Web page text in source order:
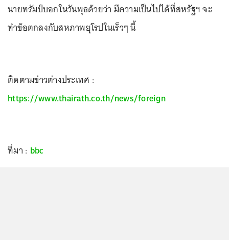
นายทรัมป์บอกในวันพุธด้วยว่า มีความเป็นไปได้ที่สหรัฐฯ จะ
ทำข้อตกลงกับสหภาพยุโรปในเร็วๆ นี้
ติดตามข่าวต่างประเทศ :
https://www.thairath.co.th/news/foreign
ที่มา : bbc